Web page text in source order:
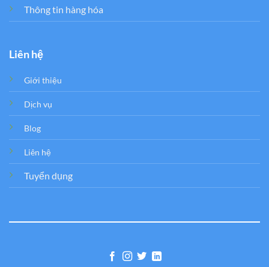
Thông tin hàng hóa
Liên hệ
Giới thiệu
Dịch vụ
Blog
Liên hệ
Tuyển dụng